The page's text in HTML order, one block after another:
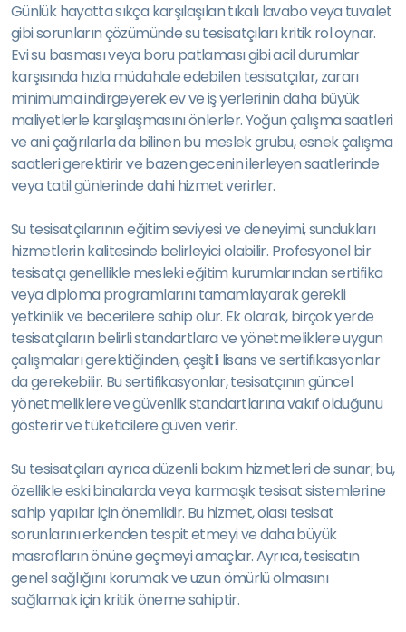
Günlük hayatta sıkça karşılaşılan tıkalı lavabo veya tuvalet
gibi sorunların çözümünde su tesisatçıları kritik rol oynar.
Evi su basması veya boru patlaması gibi acil durumlar
karşısında hızla müdahale edebilen tesisatçılar, zararı
minimuma indirgeyerek ev ve iş yerlerinin daha büyük
maliyetlerle karşılaşmasını önlerler. Yoğun çalışma saatleri
ve ani çağrılarla da bilinen bu meslek grubu, esnek çalışma
saatleri gerektirir ve bazen gecenin ilerleyen saatlerinde
veya tatil günlerinde dahi hizmet verirler.
Su tesisatçılarının eğitim seviyesi ve deneyimi, sundukları
hizmetlerin kalitesinde belirleyici olabilir. Profesyonel bir
tesisatçı genellikle mesleki eğitim kurumlarından sertifika
veya diploma programlarını tamamlayarak gerekli
yetkinlik ve becerilere sahip olur. Ek olarak, birçok yerde
tesisatçıların belirli standartlara ve yönetmeliklere uygun
çalışmaları gerektiğinden, çeşitli lisans ve sertifikasyonlar
da gerekebilir. Bu sertifikasyonlar, tesisatçının güncel
yönetmeliklere ve güvenlik standartlarına vakıf olduğunu
gösterir ve tüketicilere güven verir.
Su tesisatçıları ayrıca düzenli bakım hizmetleri de sunar; bu,
özellikle eski binalarda veya karmaşık tesisat sistemlerine
sahip yapılar için önemlidir. Bu hizmet, olası tesisat
sorunlarını erkenden tespit etmeyi ve daha büyük
masrafların önüne geçmeyi amaçlar. Ayrıca, tesisatın
genel sağlığını korumak ve uzun ömürlü olmasını
sağlamak için kritik öneme sahiptir.